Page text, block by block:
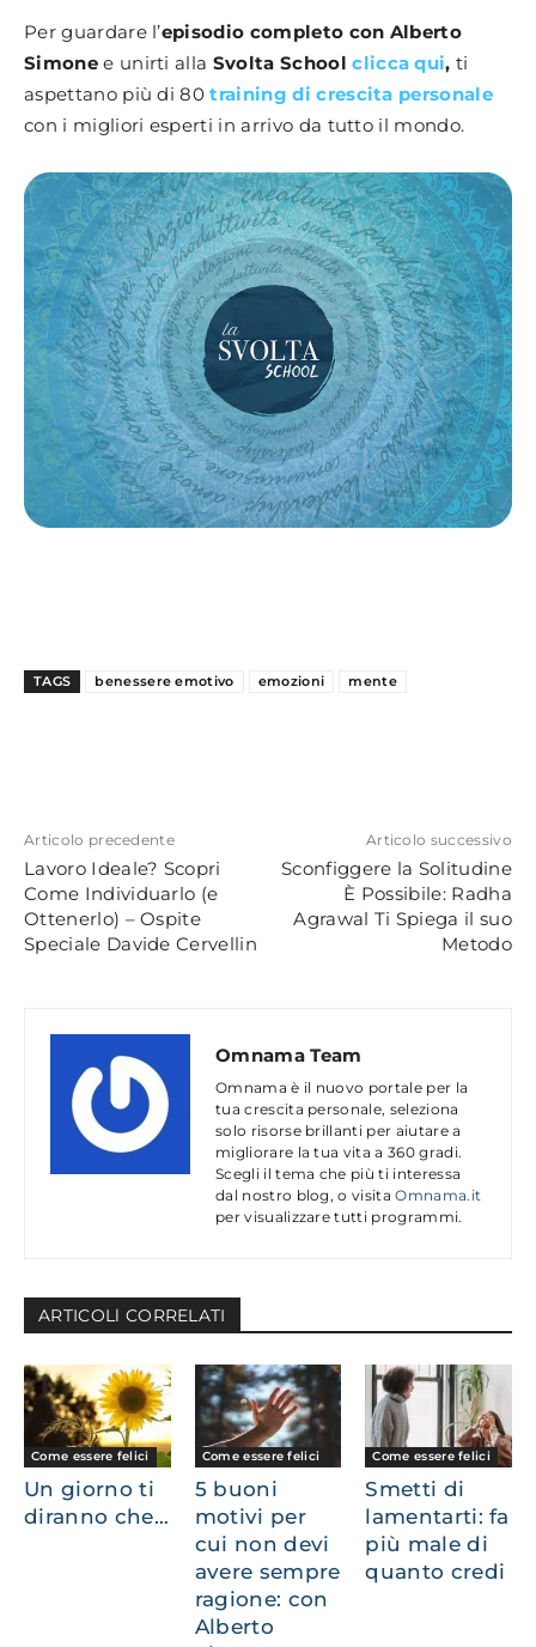
Per guardare l’episodio completo con Alberto
Simonee unirti alla Svolta Schoolclicca qui, ti
aspettano più di 80training di crescita personale
con i migliori esperti in arrivo da tutto il mondo.
TAGS benessere emotivo emozioni mente
Articolo precedente
Lavoro Ideale? Scopri
Come Individuarlo (e
Ottenerlo) – Ospite
Speciale Davide Cervellin
Articolo successivo
Sconfiggere la Solitudine
È Possibile: Radha
Agrawal Ti Spiega il suo
Metodo
Omnama Team
Omnama è il nuovo portale per la
tua crescita personale, seleziona
solo risorse brillanti per aiutare a
migliorare la tua vita a 360 gradi.
Scegli il tema che più ti interessa
dal nostro blog, o visitaOmnama.it
per visualizzare tutti programmi.
ARTICOLl CORRELATI
Come essere felici
Un giorno ti
diranno che…
Come essere felici
5 buoni
motivi per
cui non devi
avere sempre
ragione: con
Alberto
Come essere felici
Smetti di
lamentarti: fa
più male di
quanto credi